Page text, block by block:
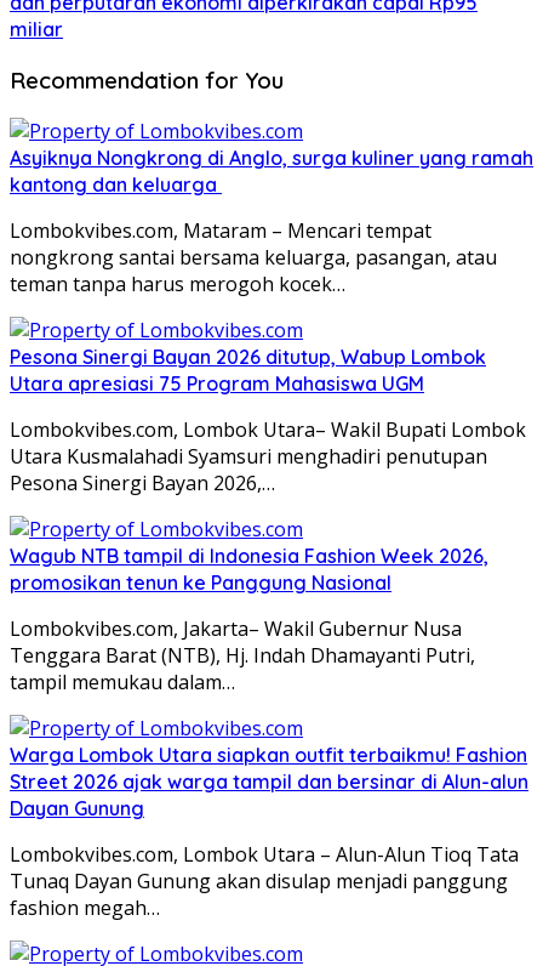
miliar
Recommendation for You
Asyiknya Nongkrong di Anglo, surga kuliner yang ramah
kantong dan keluarga
Lombokvibes.com, Mataram – Mencari tempat
nongkrong santai bersama keluarga, pasangan, atau
teman tanpa harus merogoh kocek…
Pesona Sinergi Bayan 2026 ditutup, Wabup Lombok
Utara apresiasi 75 Program Mahasiswa UGM
Lombokvibes.com, Lombok Utara– Wakil Bupati Lombok
Utara Kusmalahadi Syamsuri menghadiri penutupan
Pesona Sinergi Bayan 2026,…
Wagub NTB tampil di Indonesia Fashion Week 2026,
promosikan tenun ke Panggung Nasional
Lombokvibes.com, Jakarta– Wakil Gubernur Nusa
Tenggara Barat (NTB), Hj. Indah Dhamayanti Putri,
tampil memukau dalam…
Warga Lombok Utara siapkan outfit terbaikmu! Fashion
Street 2026 ajak warga tampil dan bersinar di Alun-alun
Dayan Gunung
Lombokvibes.com, Lombok Utara – Alun-Alun Tioq Tata
Tunaq Dayan Gunung akan disulap menjadi panggung
fashion megah…